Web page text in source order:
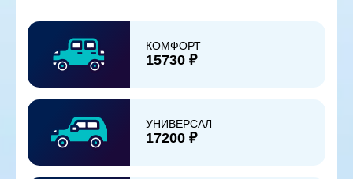
КОМФОРТ
15730 ₽
УНИВЕРСАЛ
17200 ₽